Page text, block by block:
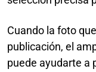
Cuando la foto
publicación, el
puede ayudarte a